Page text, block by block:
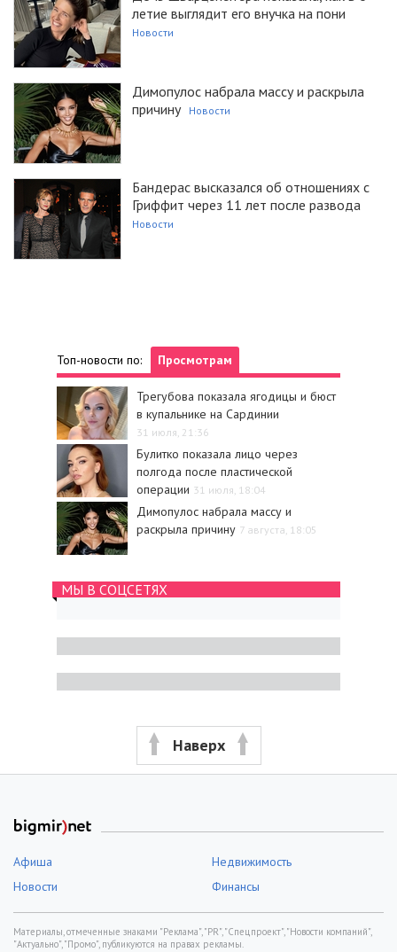
летие выглядит его внучка на пони
Новости
Димопулос набрала массу и раскрыла
причину
Новости
Бандерас высказался об отношениях с
Гриффит через 11 лет после развода
Новости
Топ-новости по: Просмотрам
Трегубова показала ягодицы и бюст
в купальнике на Сардинии
31 июля, 21:36
Булитко показала лицо через
полгода после пластической
операции 31 июля, 18:04
Димопулос набрала массу и
раскрыла причину 7 августа, 18:05
МЫ В СОЦСЕТЯХ
Наверх
Афиша
Недвижимость
Новости
Финансы
Материалы, отмеченные знаками "Реклама", "PR", "Спецпроект", "Новости компаний",
"Актуально", "Промо", публикуются на правах рекламы.